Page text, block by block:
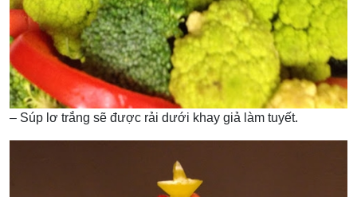
– Súp lơ trắng sẽ được rải dưới khay giả làm tuyết.